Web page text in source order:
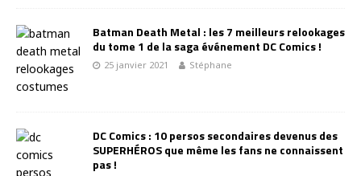
Batman Death Metal : les 7 meilleurs relookages
du tome 1 de la saga événement DC Comics !
25 janvier 2021 Stéphane
DC Comics : 10 persos secondaires devenus des
SUPERHÉROS que même les fans ne connaissent
pas !